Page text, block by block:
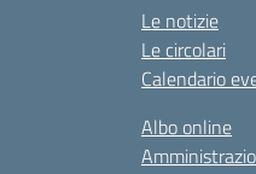
Le notizie
Le circolari
Calendario
Albo online